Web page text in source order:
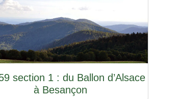
section 1 : du Ballon d’Alsace
à Besançon